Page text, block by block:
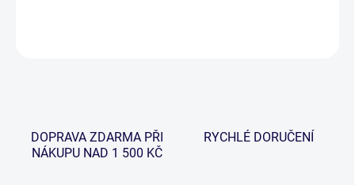
DOPRAVA ZDARMA PŘI
NÁKUPU NAD 1 500 KČ
RYCHLÉ DORUČENÍ